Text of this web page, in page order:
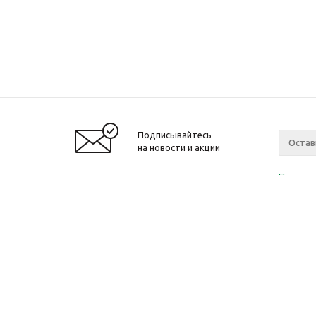
Подписывайтесь
на новости и акции